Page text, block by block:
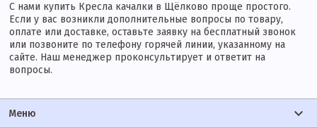
С нами купить Кресла качалки в Щёлково проще простого.
Если у вас возникли дополнительные вопросы по товару,
оплате или доставке, оставьте заявку на бесплатный звонок
или позвоните по телефону горячей линии, указанному на
сайте. Наш менеджер проконсультирует и ответит на
вопросы.
Меню